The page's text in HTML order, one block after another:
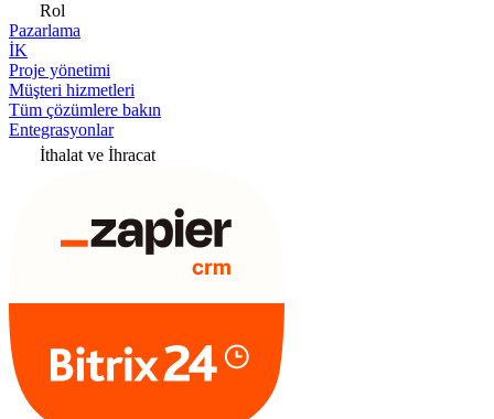
Rol
Pazarlama
İK
Proje yönetimi
Müşteri hizmetleri
Tüm çözümlere bakın
Entegrasyonlar
İthalat ve İhracat